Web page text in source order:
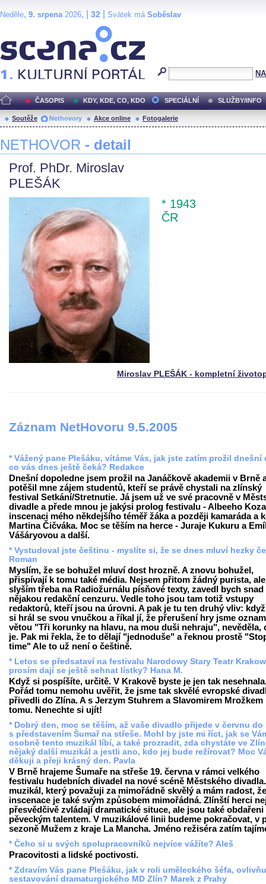
Neděle, 9. srpena2026, | 32 Svátek má Soběslav
ČASOPIS KDY, KDE, CO, KDO SPECIÁLNÍ SLUŽBY/INFO
Soutěže Nethovory Akce online Fotogalerie
NETHOVOR - detail
Prof. PhDr. Miroslav
PLEŠÁK
* 1943
ČR
Miroslav PLEŠÁK - kompletní
Záznam NetHovoru 9.5.2005
* Vážený pane Plešáku, vítáme Vás, jak jste zatím prožil dnešní
co vás dnes ještě čeká? Redakce
Dnešní dopoledne jsem prožil na Janáčkově akademii v Brně
potěšil mne zájem studentů, kteří se právě chystali na zlínský
festival Setkání/Stretnutie. Já jsem už ve své pracovně v
divadle a přede mnou je jakýsi prolog festivalu - Albeeho
inscenaci mého někdejšího téměř žáka a později kamaráda a
Martina Čičváka. Moc se těším na herce - Juraje Kukuru a
Vášáryovou a další.
* Vystudoval jste češtinu - myslíte si, že se dnes mluví hezky
Roman
Myslím, že se bohužel mluví dost hrozně. A znovu bohužel,
přispívají k tomu také média. Nejsem přitom žádný purista,
slyším třeba na Radiožurnálu písňové texty, zavedl bych snad
nějakou redakční cenzuru. Vedle toho jsou tam totiž vstupy
redaktorů, kteří jsou na úrovni. A pak je tu ten druhý vliv:
si hrál se svou vnučkou a říkal jí, že přerušení hry jsme
větou "Tři korunky na hlavu, na mou duši nehraju", nevěděla,
je. Pak mi řekla, že to dělají "jednoduše" a řeknou prostě
time" Ale to už není o češtině.
* Letos se předsataví na festivalu Narodowy Stary Teatr
prosím dají se ještě sehnat lístky? Hana M.
Když si pospíšíte, určitě. V Krakově byste je jen tak
Pořád tomu nemohu uvěřit, že jsme tak skvělé evropské
přivedli do Zlína. A s Jerzym Stuhrem a Slavomirem Mrožkem
tomu. Nenechte si ujít!
* Dobrý den, moc se těším, až vaše divadlo přijede v červnu do
s představením Šumař na střeše. Mohl by jste mi říct, jak se
osobně tento muzikál líbí, a také prozradit, zda chystáte ve
nějaký další muzikál a jestli ano, kdo jej bude režírovat? Moc
děkuji a přeji krásný den. Pavla
V Brně hrajeme Šumaře na střeše 19. června v rámci velkého
festivalu hudebních divadel na nové scéně Městského
muzikál, který považuji za mimořádně skvělý a mám radost,
inscenace je také svým způsobem mimořádná. Zlínští herci
přesvědčivě zvládají dramatické situce, ale jsou také obdařeni
pěveckým talentem. V muzikálové linii budeme pokračovat, v
sezoně Mužem z kraje La Mancha. Jméno režiséra zatím
* Čeho si u svých spolupracovníků nejvíce vážíte? Aleš
Pracovitosti a lidské poctivosti.
* Zdravím Vás pane Plešáku, jak v roli uměleckého šéfa,
sestavování dramaturgického MD Zlín? Marek z Prahy